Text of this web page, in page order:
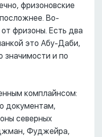
фризоновские
Во-
фризоны. Есть два
это Абу-Даби,
значимости и по
комплайнсом:
документам,
северных
Фуджейра,